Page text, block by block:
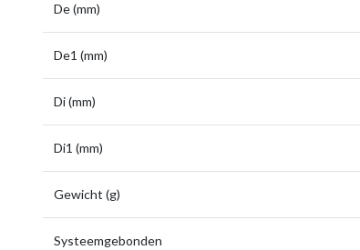
De (mm)
De1 (mm)
Di (mm)
Di1 (mm)
Gewicht (g)
Systeemgebonden